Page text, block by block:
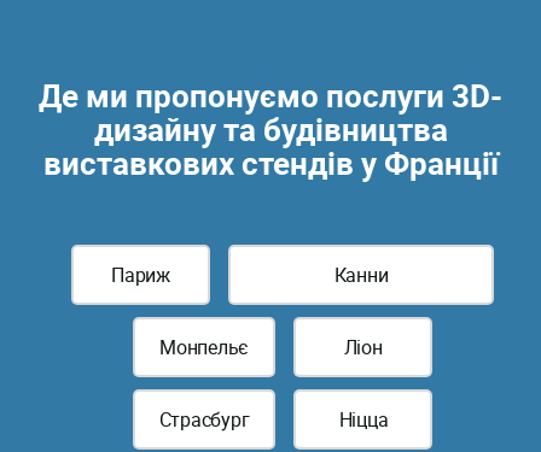
Де ми пропонуємо послуги 3D-
дизайну та будівництва
виставкових стендів у Франції
Париж Канни
Монпельє Ліон
Страсбург Ніцца